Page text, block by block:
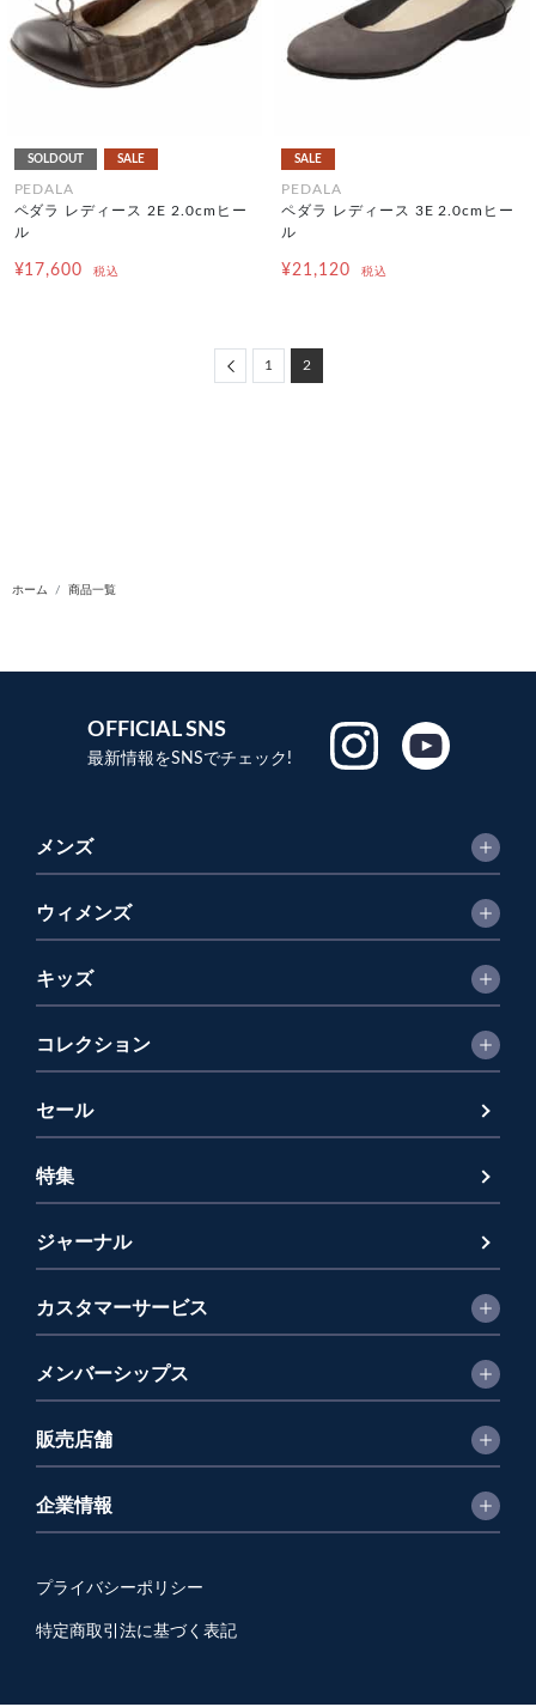
SOLDOUT SALE
PEDALA
ペダラ レディース 2E 2.0cmヒー
ル
¥17,600 税込
SALE
PEDALA
ペダラ レディース 3E 2.0cmヒー
ル
¥21,120 税込
Previous
1 2
ホーム 商品一覧
OFFICIAL SNS
最新情報をSNSでチェック!
メンズ
ウィメンズ
キッズ
コレクション
セール
特集
ジャーナル
カスタマーサービス
メンバーシップス
販売店舗
企業情報
プライバシーポリシー
特定商取引法に基づく表記